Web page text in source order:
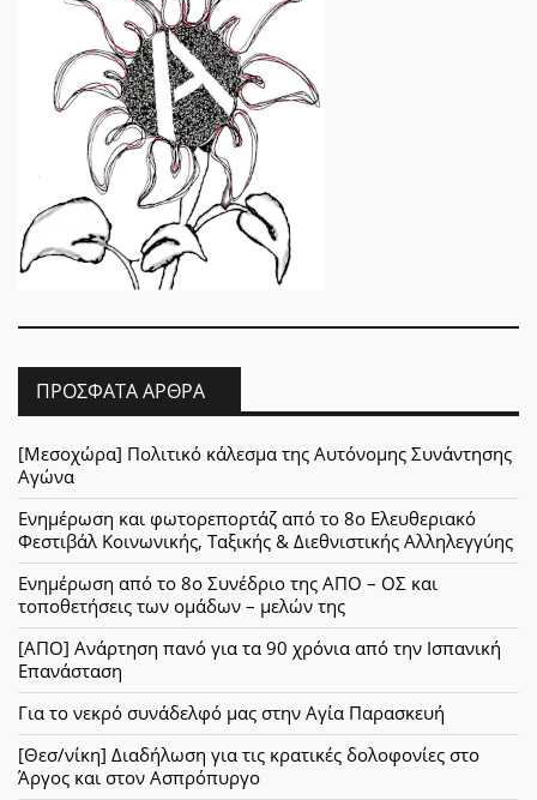
ΠΡΌΣΦΑΤΑ ΆΡΘΡΑ
[Μεσοχώρα] Πολιτικό κάλεσμα της Αυτόνομης Συνάντησης
Αγώνα
Ενημέρωση και φωτορεπορτάζ από το 8ο Ελευθεριακό
Φεστιβάλ Κοινωνικής, Ταξικής & Διεθνιστικής Αλληλεγγύης
Ενημέρωση από το 8ο Συνέδριο της ΑΠΟ – ΟΣ και
τοποθετήσεις των ομάδων – μελών της
[ΑΠΟ] Ανάρτηση πανό για τα 90 χρόνια από την Ισπανική
Επανάσταση
Για το νεκρό συνάδελφό μας στην Αγία Παρασκευή
[Θεσ/νίκη] Διαδήλωση για τις κρατικές δολοφονίες στο
Άργος και στον Ασπρόπυργο